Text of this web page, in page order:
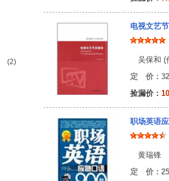
(2)
电视文艺
吴保和 (
定 价：
捡漏价：
职场英语
黄瑞锋
定 价：